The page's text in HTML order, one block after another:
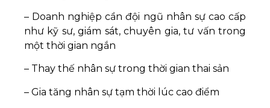
– Doanh nghiệp cần đội ngũ nhân sự cao cấp
như kỹ sư, giám sát, chuyên gia, tư vấn trong
một thời gian ngắn
– Thay thế nhân sự trong thời gian thai sản
– Gia tăng nhân sự tạm thời lúc cao điểm